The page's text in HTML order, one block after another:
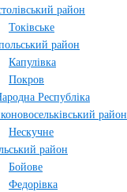
район
Токівське
район
Капулівка
Покров
Республіка
район
Нескучне
район
Бойове
Федорівка